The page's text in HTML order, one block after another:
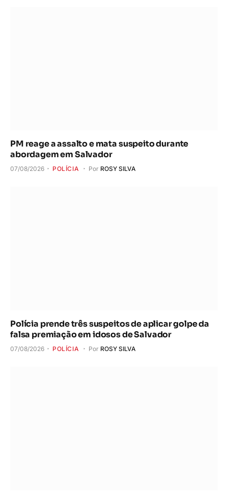
PM reage a assalto e mata suspeito durante
abordagem em Salvador
07/08/2026 POLÍCIA Por ROSY SILVA
Polícia prende três suspeitos de aplicar golpe da
falsa premiação em idosos de Salvador
07/08/2026 POLÍCIA Por ROSY SILVA